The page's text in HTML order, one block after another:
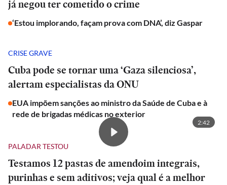
já negou ter cometido o crime
‘Estou implorando, façam prova com DNA’, diz Gaspar
CRISE GRAVE
Cuba pode se tornar uma ‘Gaza silenciosa’,
alertam especialistas da ONU
EUA impõem sanções ao ministro da Saúde de Cuba e à
rede de brigadas médicas no exterior
2:42
PALADAR TESTOU
Testamos 12 pastas de amendoim integrais,
purinhas e sem aditivos; veja qual é a melhor